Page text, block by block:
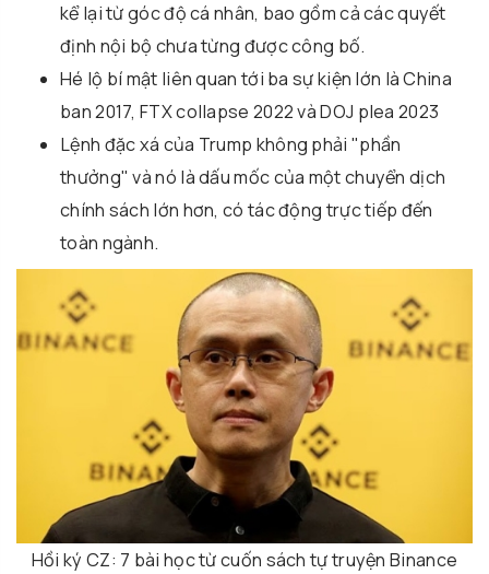
kể lại từ góc độ cá nhân, bao gồm cả các quyết
định nội bộ chưa từng được công bố.
Hé lộ bí mật liên quan tới ba sự kiện lớn là China
ban 2017, FTX collapse 2022 và DOJ plea 2023
Lệnh đặc xá của Trump không phải "phần
thưởng" và nó là dấu mốc của một chuyển dịch
chính sách lớn hơn, có tác động trực tiếp đến
toàn ngành.
Hồi ký CZ: 7 bài học từ cuốn sách tự truyện Binance